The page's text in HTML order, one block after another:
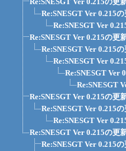
Re:SNESGT Ver 0.215
Re:SNESGT Ver
Re:SNESGT Ver 0.215の更
Re:SNESGT Ver 0.215
Re:SNESGT Ver
Re:SNESGT Ver
Re:SNESGT
Re:SNESGT Ver 0.215の更
Re:SNESGT Ver 0.215
Re:SNESGT Ver
Re:SNESGT Ver 0.215の更
Re:SNESGT Ver 0.215